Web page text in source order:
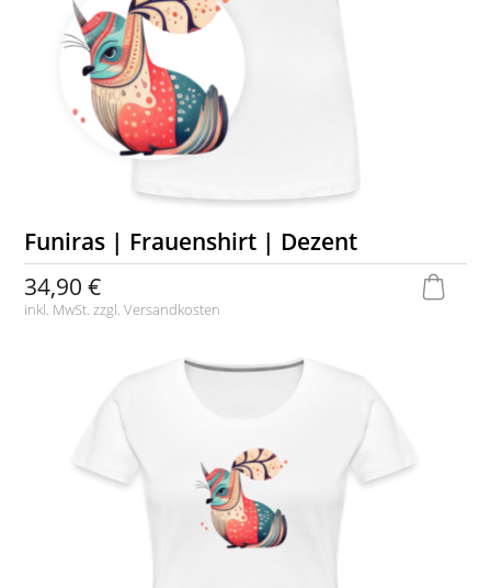
Funiras | Frauenshirt | Dezent
34,90 €
inkl. MwSt. zzgl.Versandkosten